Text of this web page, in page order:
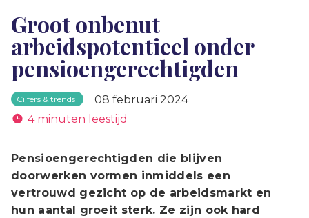
Groot onbenut
arbeidspotentieel onder
pensioengerechtigden
Cijfers & trends
08 februari 2024
4 minuten leestijd
Pensioengerechtigden die blijven
doorwerken vormen inmiddels een
vertrouwd gezicht op de arbeidsmarkt en
hun aantal groeit sterk. Ze zijn ook hard